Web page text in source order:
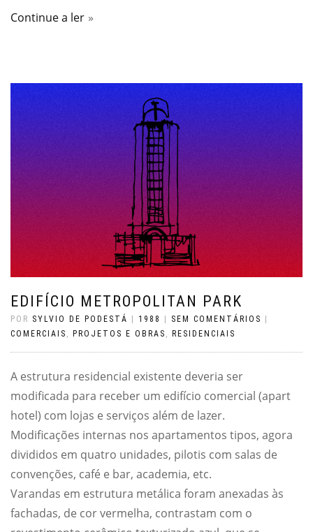
Continue a ler
EDIFÍCIO METROPOLITAN PARK
POR SYLVIO DE PODESTÁ 1988 SEM COMENTÁRIOS
COMERCIAIS , PROJETOS E OBRAS , RESIDENCIAIS
A estrutura residencial existente deveria ser
modificada para receber um edifício comercial (apart
hotel) com lojas e serviços além de lazer.
Modificações internas nos apartamentos tipos, agora
divididos em quatro unidades, pilotis com salas de
convenções, café e bar, academia, etc.
Varandas em estrutura metálica foram anexadas às
fachadas, de cor vermelha, contrastam com o